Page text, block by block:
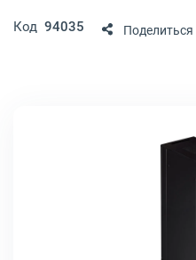
Код 94035 Поделиться